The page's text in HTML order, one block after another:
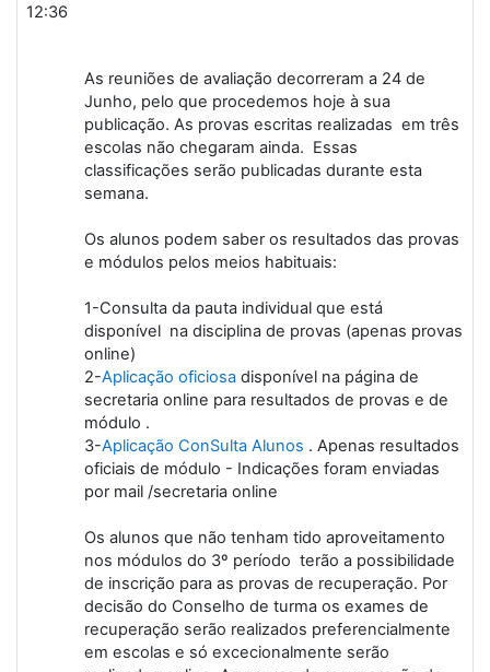
12:36
As reuniões de avaliação decorreram a 24 de
Junho, pelo que procedemos hoje à sua
publicação. As provas escritas realizadas em três
escolas não chegaram ainda. Essas
classificações serão publicadas durante esta
semana.
Os alunos podem saber os resultados das provas
e módulos pelos meios habituais:
1-Consulta da pauta individual que está
disponível na disciplina de provas (apenas provas
online)
2-Aplicação oficiosa disponível na página de
secretaria online para resultados de provas e de
módulo .
3-Aplicação ConSulta Alunos . Apenas resultados
oficiais de módulo - Indicações foram enviadas
por mail /secretaria online
Os alunos que não tenham tido aproveitamento
nos módulos do 3º período terão a possibilidade
de inscrição para as provas de recuperação. Por
decisão do Conselho de turma os exames de
recuperação serão realizados preferencialmente
em escolas e só excecionalmente serão